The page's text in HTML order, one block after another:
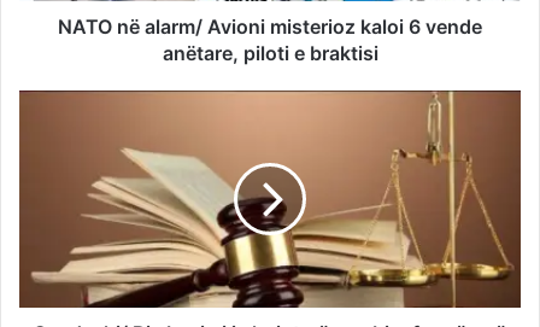
NATO në alarm/ Avioni misterioz kaloi 6 vende
anëtare, piloti e braktisi